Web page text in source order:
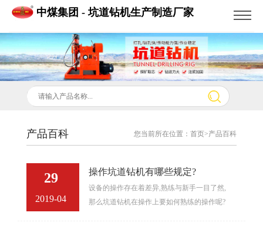
中煤集团 - 坑道钻机生产制造厂家
产品百科 您当前所在位置： 首页>产品百科
29
2019-04
操作坑道钻机有哪些规定?
设备的操作存在着差异,熟练与新手一目了然,
那么坑道钻机在操作上要如何熟练的操作呢?